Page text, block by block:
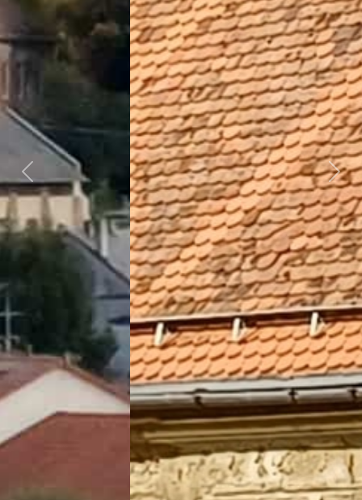
Předchozí Další